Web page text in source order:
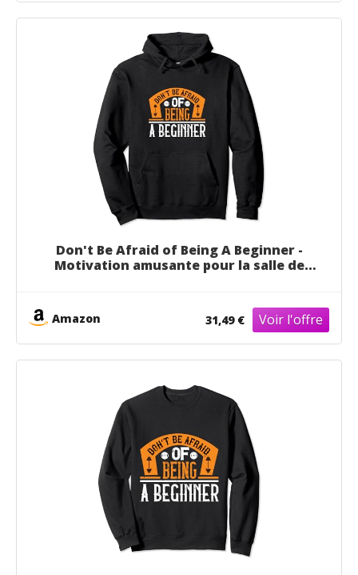
Don't Be Afraid of Being A Beginner -
Motivation amusante pour la salle de
Amazon 31,49 €